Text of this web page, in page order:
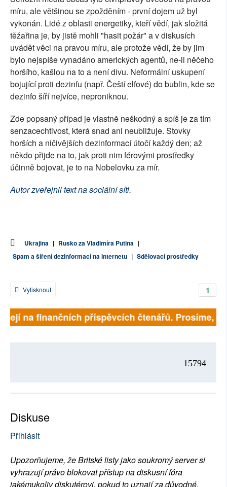
míru, ale většinou se zpožděním - první dojem už byl
vykonán. Lidé z oblasti energetiky, kteří vědí, jak složitá
těžařina je, by jistě mohli "hasit požár" a v diskusích
uvádět věci na pravou míru, ale protože vědí, že by jim
bylo nejspíše vynadáno amerických agentů, ne-li něčeho
horšího, kašlou na to a není divu. Neformální uskupení
bojující proti dezinfu (např. Čeští elfové) do bublin, kde se
dezinfo šíří nejvíce, neproniknou.
Zde popsaný případ je vlastně neškodný a spíš je za tím
senzacechtivost, která snad ani neubližuje. Stovky
horších a ničivějších dezinformací útočí každý den; až
někdo přijde na to, jak proti nim férovými prostředky
účinně bojovat, je to na Nobelovku za mír.
Autor zveřejnil text na sociální síti.
Ukrajina | Rusko za Vladimíra Putina |
Spam a šíření dezinformací na internetu | Sdělovací prostředky
1
Vytisknout
na finančních příspěvcích čtenářů. Prosíme,
15794
Diskuse
Přihlásit
Upozorňujeme, že Britské listy jako soukromý server si
vyhrazují právo blokovat přístup na diskusní fóra
jakémukoliv diskutérovi, pokud to uznají za důvodné.